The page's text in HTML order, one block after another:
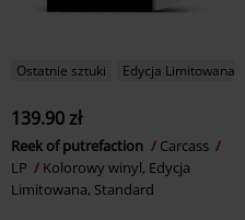
Ostatnie sztuki Edycja Limitowana
139.90 zł
Reek of putrefaction
Carcass
LP
Kolorowy winyl, Edycja
Limitowana, Standard